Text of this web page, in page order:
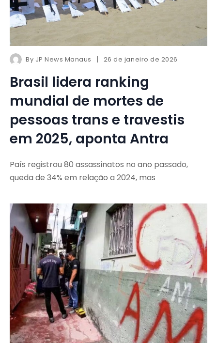
By JP News Manaus 26 de janeiro de 2026
Brasil lidera ranking
mundial de mortes de
pessoas trans e travestis
em 2025, aponta Antra
País registrou 80 assassinatos no ano passado,
queda de 34% em relação a 2024, mas